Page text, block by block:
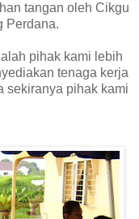
tangan oleh Cikgu
Perdana.
pihak kami lebih
tenaga kerja
sekiranya pihak kami